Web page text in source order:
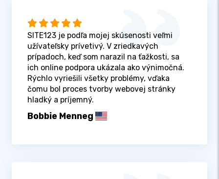
SITE123 je podľa mojej skúsenosti veľmi
užívateľsky prívetivý. V zriedkavých
prípadoch, keď som narazil na ťažkosti, sa
ich online podpora ukázala ako výnimočná.
Rýchlo vyriešili všetky problémy, vďaka
čomu bol proces tvorby webovej stránky
hladký a príjemný.
Bobbie Menneg